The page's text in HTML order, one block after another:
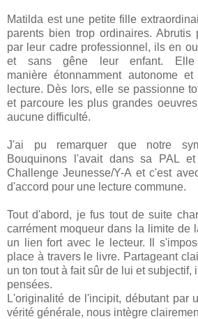
Matilda est une petite fille
parents bien trop ordinaires.
par leur cadre professionnel, ils en
et sans gêne leur enfant.
manière étonnamment autonome
lecture. Dès lors, elle se passionne
et parcoure les plus grandes
aucune difficulté.
J'ai pu remarquer que notre
Bouquinons l'avait dans sa PAL
Challenge Jeunesse/Y-A et c'est
d'accord pour une lecture commune.
Tout d'abord, je fus tout de suite
carrément moqueur dans la limite de
un lien fort avec le lecteur. Il
place à travers le livre. Partageant
un ton tout à fait sûr de lui et subjectif,
pensées.
L'originalité de l'incipit, débutant par
vérité générale, nous intègre